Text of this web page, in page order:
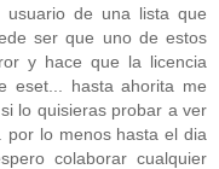
de una lista que
ser que uno de estos
y hace que la licencia
eset... hasta ahorita me
lo quisieras probar a ver
por lo menos hasta el dia
colaborar cualquier